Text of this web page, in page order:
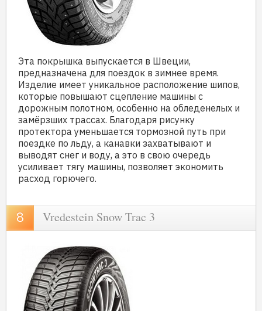
Эта покрышка выпускается в Швеции,
предназначена для поездок в зимнее время.
Изделие имеет уникальное расположение шипов,
которые повышают сцепление машины с
дорожным полотном, особенно на обледенелых и
замёрзших трассах. Благодаря рисунку
протектора уменьшается тормозной путь при
поездке по льду, а канавки захватывают и
выводят снег и воду, а это в свою очередь
усиливает тягу машины, позволяет экономить
расход горючего.
Vredestein Snow Trac 3